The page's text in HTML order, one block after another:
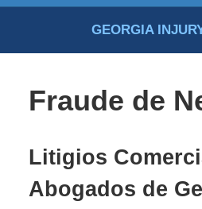
By
GEORGIA
Fraude de
Litigios
Abogados de